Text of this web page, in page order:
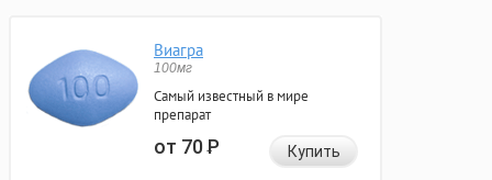
Виагра
100мг
Самый известный в мире
препарат
от 70Р Купить